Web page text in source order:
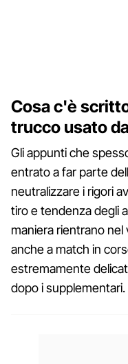
Cosa c'è
trucco usato
Gli appunti che
entrato a far parte
neutralizzare i rigori
tiro e tendenza degli
maniera rientrano
anche a match in
estremamente
dopo i supplementari.